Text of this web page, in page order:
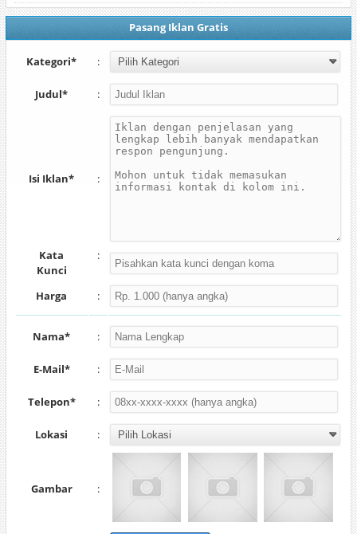
Pasang Iklan Gratis
Kategori* :
Judul* :
Isi Iklan* :
Kata
Kunci
:
Harga :
Nama* :
E-Mail* :
Telepon* :
Lokasi :
Gambar :